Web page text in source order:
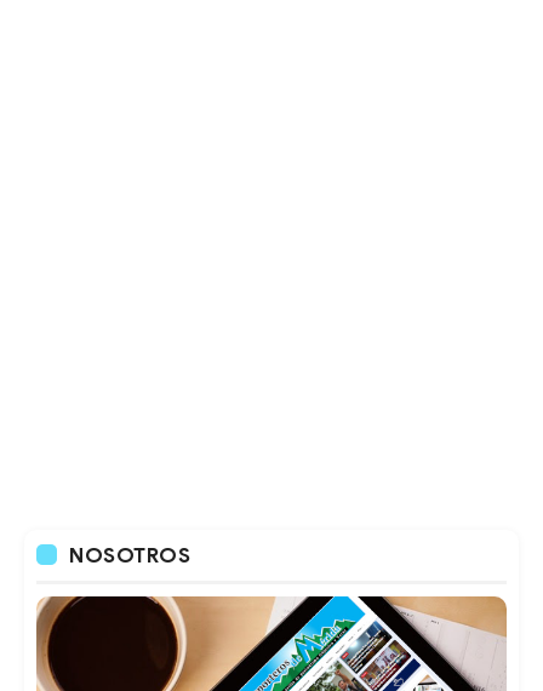
NOSOTROS